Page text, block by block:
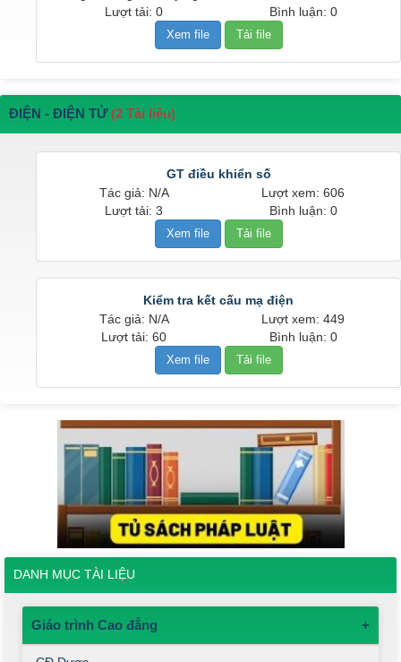
Lượt tải: 0
Bình luận: 0
Xem file Tải file
ĐIỆN - ĐIỆN TỬ (2 Tài liệu)
GT điều khiển số
Tác giả: N/A
Lượt xem: 606
Lượt tải: 3
Bình luận: 0
Xem file Tải file
Kiểm tra kết cấu mạ điện
Tác giả: N/A
Lượt xem: 449
Lượt tải: 60
Bình luận: 0
Xem file Tải file
DANH MỤC TÀI LIỆU
Giáo trình Cao đẳng +